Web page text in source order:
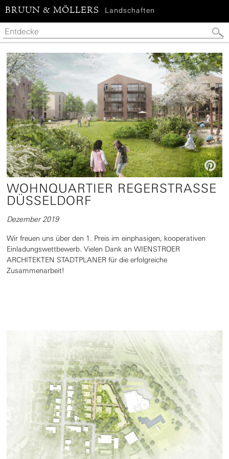

WOHNQUARTIER REGERSTRASSE D
ÜSSELDORF
Dezember 2019
Wir freuen uns über den 1. Preis im einphasigen, kooperativen
Einladungswettbewerb. Vielen Dank an WIENSTROER
ARCHITEKTEN STADTPLANER für die erfolgreiche
Zusammenarbeit!
BRUUN & MÖLLERS Landschaften